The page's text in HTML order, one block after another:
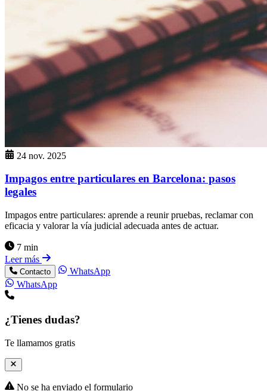
24 nov. 2025
Impagos entre particulares en Barcelona: pasos
legales
Impagos entre particulares: aprende a reunir pruebas, reclamar con
eficacia y valorar la vía judicial adecuada antes de actuar.
7 min
Leer más
Contacto
WhatsApp
WhatsApp
¿Tienes dudas?
Te llamamos gratis
No se ha enviado el formulario